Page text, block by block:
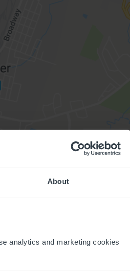
About
analytics and marketing cookies